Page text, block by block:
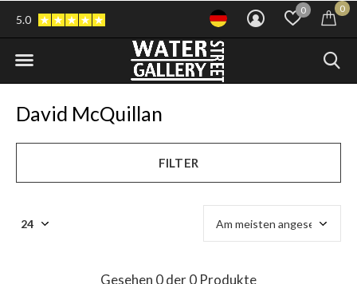
0 0
5.0
David McQuillan
FILTER
Gesehen 0 der 0 Produkte